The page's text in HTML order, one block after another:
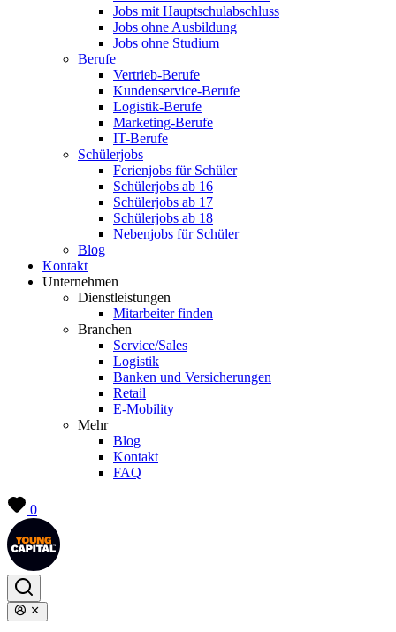
Jobs mit Hauptschulabschluss
Jobs ohne Ausbildung
Jobs ohne Studium
Berufe
Vertrieb-Berufe
Kundenservice-Berufe
Logistik-Berufe
Marketing-Berufe
IT-Berufe
Schülerjobs
Ferienjobs für Schüler
Schülerjobs ab 16
Schülerjobs ab 17
Schülerjobs ab 18
Nebenjobs für Schüler
Blog
Kontakt
Unternehmen
Dienstleistungen
Mitarbeiter finden
Branchen
Service/Sales
Logistik
Banken und Versicherungen
Retail
E-Mobility
Mehr
Blog
Kontakt
FAQ
0